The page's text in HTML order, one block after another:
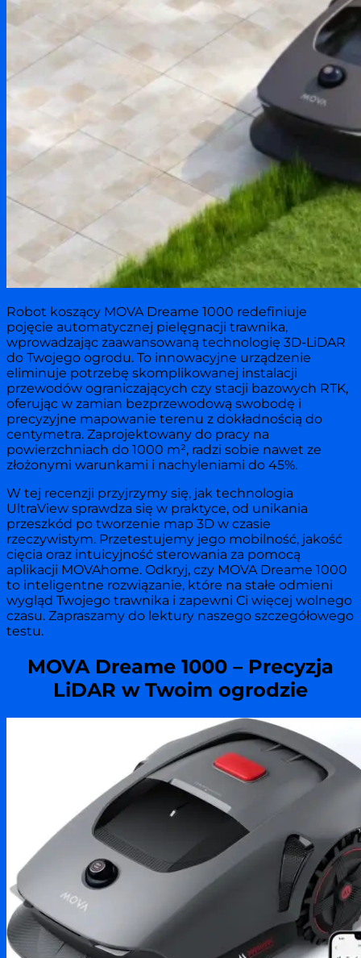
Robot koszący MOVA Dreame 1000 redefiniuje
pojęcie automatycznej pielęgnacji trawnika,
wprowadzając zaawansowaną technologię 3D-LiDAR
do Twojego ogrodu. To innowacyjne urządzenie
eliminuje potrzebę skomplikowanej instalacji
przewodów ograniczających czy stacji bazowych RTK,
oferując w zamian bezprzewodową swobodę i
precyzyjne mapowanie terenu z dokładnością do
centymetra. Zaprojektowany do pracy na
powierzchniach do 1000 m², radzi sobie nawet ze
złożonymi warunkami i nachyleniami do 45%.
W tej recenzji przyjrzymy się, jak technologia
UltraView sprawdza się w praktyce, od unikania
przeszkód po tworzenie map 3D w czasie
rzeczywistym. Przetestujemy jego mobilność, jakość
cięcia oraz intuicyjność sterowania za pomocą
aplikacji MOVAhome. Odkryj, czy MOVA Dreame 1000
to inteligentne rozwiązanie, które na stałe odmieni
wygląd Twojego trawnika i zapewni Ci więcej wolnego
czasu. Zapraszamy do lektury naszego szczegółowego
testu.
MOVA Dreame 1000 – Precyzja
LiDAR w Twoim ogrodzie